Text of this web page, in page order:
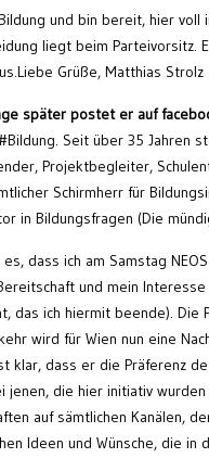
und bin bereit, hier
liegt beim Parteivorsitz.
Grüße, Matthias Strolz
später postet er auf
Seit über 35 Jahren
Projektbegleiter,
Schirmherr für
in Bildungsfragen (Die
es, dass ich am Samstag
und mein
das ich hiermit beende). Die
wird für Wien nun eine
klar, dass er die Präferenz
jenen, die hier initiativ
auf sämtlichen Kanälen,
Ideen und Wünsche, die